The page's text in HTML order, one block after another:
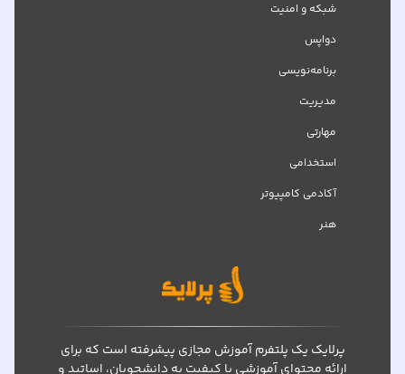
شبکه‌ و امنیت
دواپس
برنامه‌نویسی
مدیریت
مهارتی
استخدامی
آکادمی کامپیوتر
هنر
پرلایک یک پلتفرم آموزش مجازی پیشرفته است که برای
ارائه محتوای آموزشی با کیفیت به دانشجویان، اساتید و